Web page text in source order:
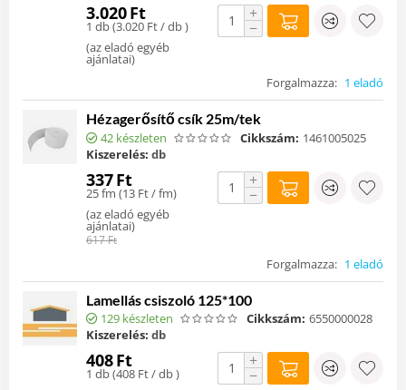
3.020Ft
1 db (3.020 Ft/ db )
(az eladó egyéb
ajánlatai)
+
−
Forgalmazza: 1 eladó
Hézagerősítő csík 25m/tek
42 készleten Cikkszám: 1461005025
Kiszerelés: db
337Ft
25 fm (13 Ft/ fm)
(az eladó egyéb
ajánlatai)
617Ft
+
−
Forgalmazza: 1 eladó
Lamellás csiszoló 125*100
129 készleten Cikkszám: 6550000028
Kiszerelés: db
408Ft
1 db (408 Ft/ db )
+
−